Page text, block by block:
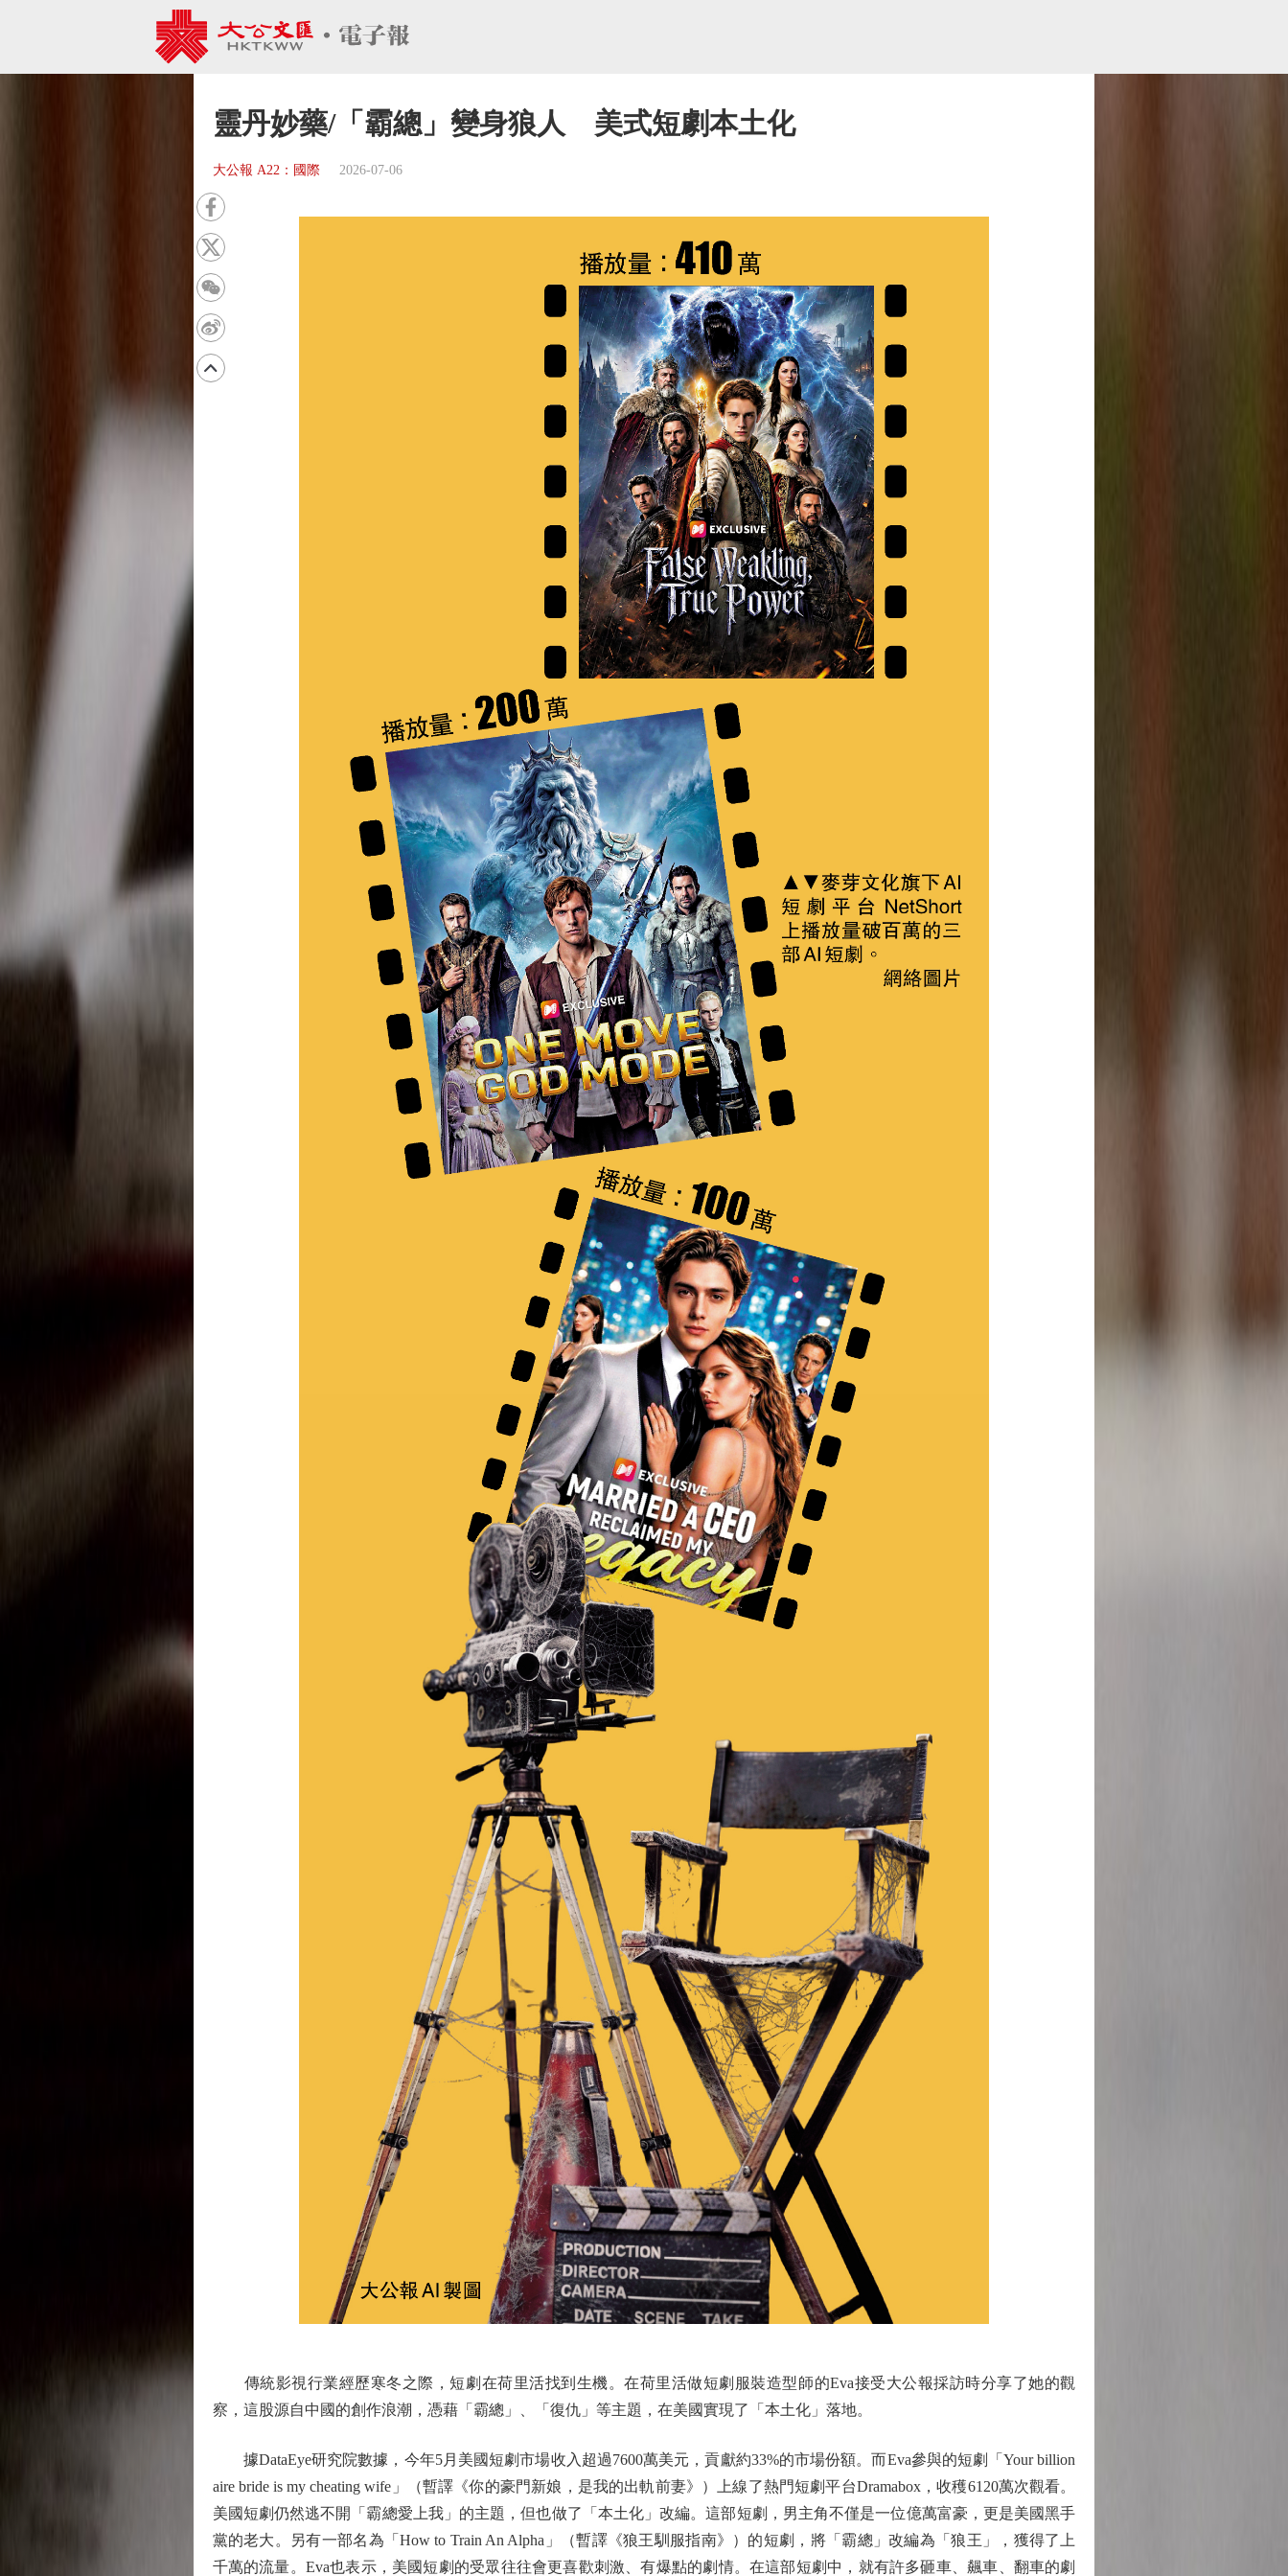
靈丹妙藥/「霸總」變身狼人 美式短劇本土化
大公報 A22：國際 2026-07-06
傳統影視行業經歷寒冬之際，短劇在荷里活找到生機。在荷里活做短劇服裝造型師的Eva接受大公報採訪時分享了她的觀
察，這股源自中國的創作浪潮，憑藉「霸總」、「復仇」等主題，在美國實現了「本土化」落地。
據DataEye研究院數據，今年5月美國短劇市場收入超過7600萬美元，貢獻約33%的市場份額。而Eva參與的短劇「Your billion
aire bride is my cheating wife」（暫譯《你的豪門新娘，是我的出軌前妻》）上線了熱門短劇平台Dramabox，收穫6120萬次觀看。
美國短劇仍然逃不開「霸總愛上我」的主題，但也做了「本土化」改編。這部短劇，男主角不僅是一位億萬富豪，更是美國黑手
黨的老大。另有一部名為「How to Train An Alpha」（暫譯《狼王馴服指南》）的短劇，將「霸總」改編為「狼王」，獲得了上
千萬的流量。Eva也表示，美國短劇的受眾往往會更喜歡刺激、有爆點的劇情。在這部短劇中，就有許多砸車、飆車、翻車的劇